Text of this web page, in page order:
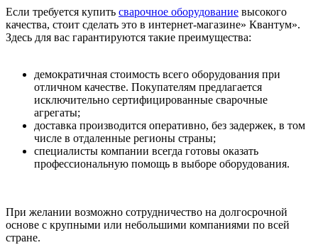
Если требуется купить сварочное оборудование высокого
качества, стоит сделать это в интернет-магазине» Квантум».
Здесь для вас гарантируются такие преимущества:
демократичная стоимость всего оборудования при
отличном качестве. Покупателям предлагается
исключительно сертифицированные сварочные
агрегаты;
доставка производится оперативно, без задержек, в том
числе в отдаленные регионы страны;
специалисты компании всегда готовы оказать
профессиональную помощь в выборе оборудования.
При желании возможно сотрудничество на долгосрочной
основе с крупными или небольшими компаниями по всей
стране.